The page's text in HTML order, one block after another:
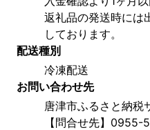
返礼品の発送時には
しております。
配送種別
冷凍配送
お問い合わせ先
唐津市ふるさと納税
【問合せ先】